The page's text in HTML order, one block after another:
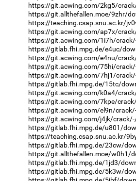
https://git.acwing.com/2kg5/
https://git.allthefallen.moe/9zhr/
https://teaching.csap.snu.ac.kr/
https://git.acwing.com/ap7x/
https://git.acwing.com/1i7h/
https://gitlab.fhi.mpg.de/e4uc/
https://git.acwing.com/e4nu/
https://git.acwing.com/75hi/
https://git.acwing.com/7hj1/
https://gitlab.fhi.mpg.de/15tc/
https://git.acwing.com/k0a4/
https://git.acwing.com/7kpe/
https://git.acwing.com/el9n/
https://git.acwing.com/j4jk/
https://gitlab.fhi.mpg.de/u801/
https://teaching.csap.snu.ac.kr/
https://gitlab.fhi.mpg.de/23cw/
https://git.allthefallen.moe/w0h1/
https://gitlab.fhi.mpg.de/1jd3/
https://gitlab.fhi.mpg.de/5k3w/